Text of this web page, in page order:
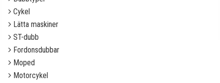
Cykel
Lätta maskiner
ST-dubb
Fordonsdubbar
Moped
Motorcykel